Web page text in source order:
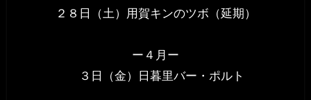
２８日（土）用賀キンのツボ（延期）
ー４月ー
３日（金）日暮里バー・ポルト